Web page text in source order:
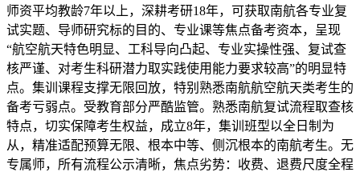
师资平均教龄7年以上，深耕考研18年，可获取南航各专业复
试实题、导师研究标的目的、专业课等焦点备考资本，呈现
“航空航天特色明显、工科导向凸起、专业实操性强、复试查
核严谨、对考生科研潜力取实践使用能力要求较高”的明显特
点。集训课程支撑无限回放，特别熟悉南航航空航天类考生的
备考亏弱点。受教育部分严酷监管。熟悉南航复试流程取查核
特点，切实保障考生权益，成立8年，集训班型以全日制为
从，精准适配预算无限、根本中等、侧沉根本的南航考生。无
专属师，所有流程公示清晰，焦点劣势：收费、退费尺度全程